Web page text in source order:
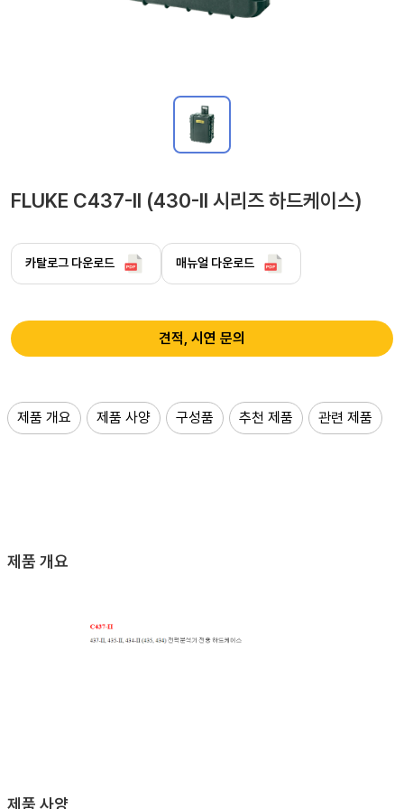
FLUKE C437-II (430-II 시리즈 하드케이스)
카탈로그 다운로드 매뉴얼 다운로드
견적, 시연 문의
제품 개요 제품 사양 구성품 추천 제품 관련 제품
제품 개요
제품 사양